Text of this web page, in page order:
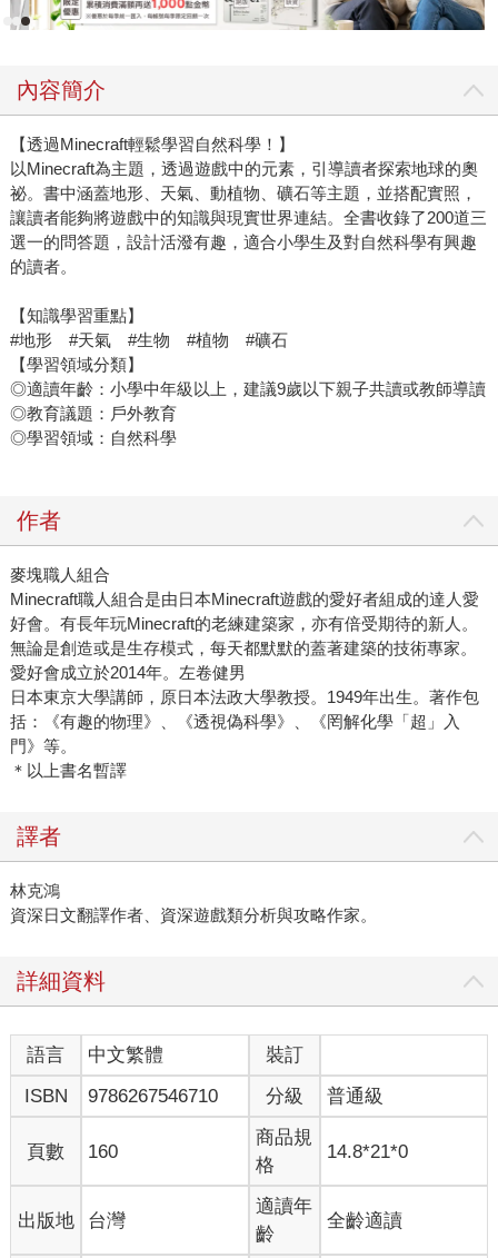
內容簡介
【透過Minecraft輕鬆學習自然科學！】
以Minecraft為主題，透過遊戲中的元素，引導讀者探索地球的奧
祕。書中涵蓋地形、天氣、動植物、礦石等主題，並搭配實照，
讓讀者能夠將遊戲中的知識與現實世界連結。全書收錄了200道三
選一的問答題，設計活潑有趣，適合小學生及對自然科學有興趣
的讀者。
【知識學習重點】
#地形 #天氣 #生物 #植物 #礦石
【學習領域分類】
◎適讀年齡：小學中年級以上，建議9歲以下親子共讀或教師導讀
◎教育議題：戶外教育
◎學習領域：自然科學
作者
麥塊職人組合
Minecraft職人組合是由日本Minecraft遊戲的愛好者組成的達人愛
好會。有長年玩Minecraft的老練建築家，亦有倍受期待的新人。
無論是創造或是生存模式，每天都默默的蓋著建築的技術專家。
愛好會成立於2014年。 左卷健男
日本東京大學講師，原日本法政大學教授。1949年出生。著作包
括：《有趣的物理》、《透視偽科學》、《罔解化學「超」入
門》等。
＊以上書名暫譯
譯者
林克鴻
資深日文翻譯作者、資深遊戲類分析與攻略作家。
詳細資料
語言 中文繁體
裝訂
ISBN
9786267546710 分級 普通級
頁數 160
商品規
格
14.8*21*0
出版地 台灣
適讀年
齡
全齡適讀